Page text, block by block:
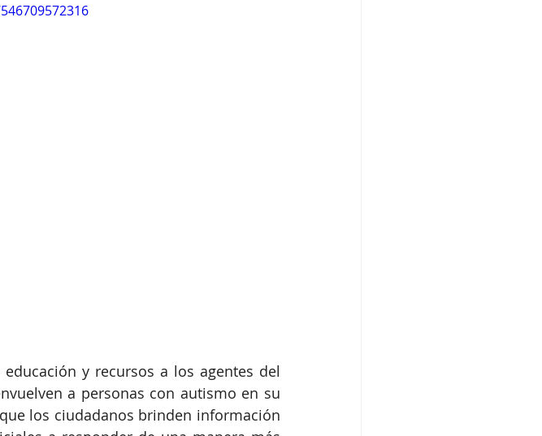
y recursos a los agentes del
a personas con autismo en su
los ciudadanos brinden información